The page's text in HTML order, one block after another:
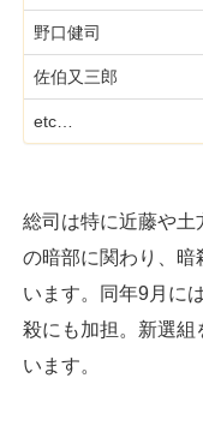
野口健司
佐伯又三郎
etc…
総司は特に近藤や土
の暗部に関わり、暗
います。同年9月に
殺にも加担。新選組
います。